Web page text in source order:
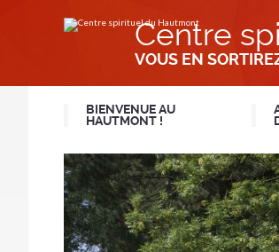
contenu.
Centre
VOUS EN
BIENVENUE AU
HAUTMONT !